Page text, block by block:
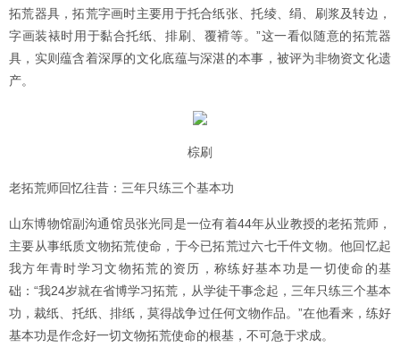
拓荒器具，拓荒字画时主要用于托合纸张、托绫、绢、刷浆及转边，
字画装裱时用于黏合托纸、排刷、覆褙等。”这一看似随意的拓荒器
具，实则蕴含着深厚的文化底蕴与深湛的本事，被评为非物资文化遗
产。
棕刷
老拓荒师回忆往昔：三年只练三个基本功
山东博物馆副沟通馆员张光同是一位有着44年从业教授的老拓荒师，
主要从事纸质文物拓荒使命，于今已拓荒过六七千件文物。他回忆起
我方年青时学习文物拓荒的资历，称练好基本功是一切使命的基
础：“我24岁就在省博学习拓荒，从学徒干事念起，三年只练三个基本
功，裁纸、托纸、排纸，莫得战争过任何文物作品。”在他看来，练好
基本功是作念好一切文物拓荒使命的根基，不可急于求成。